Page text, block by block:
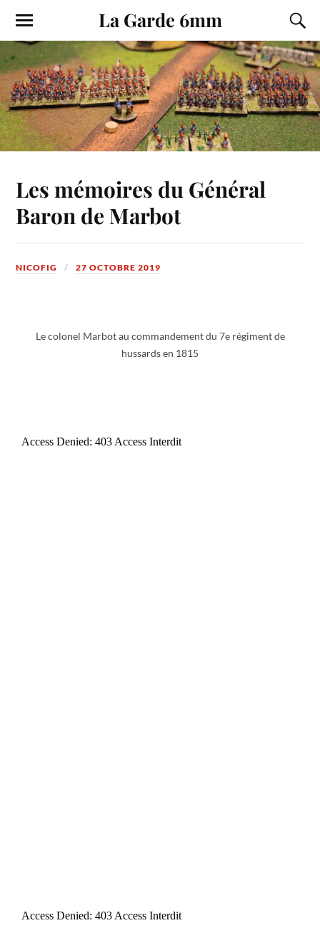
La Garde 6mm
Les mémoires du Général
Baron de Marbot
NICOFIG 27 OCTOBRE 2019
Le colonel Marbot au commandement du 7e régiment de
hussards en 1815